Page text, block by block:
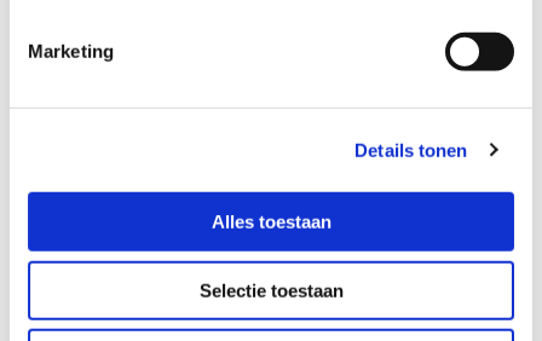
Marketing
Details tonen
Alles toestaan
Selectie toestaan
Openingstijden
Ma
08:15 - 17:30
Wo
08:15 - 17:30